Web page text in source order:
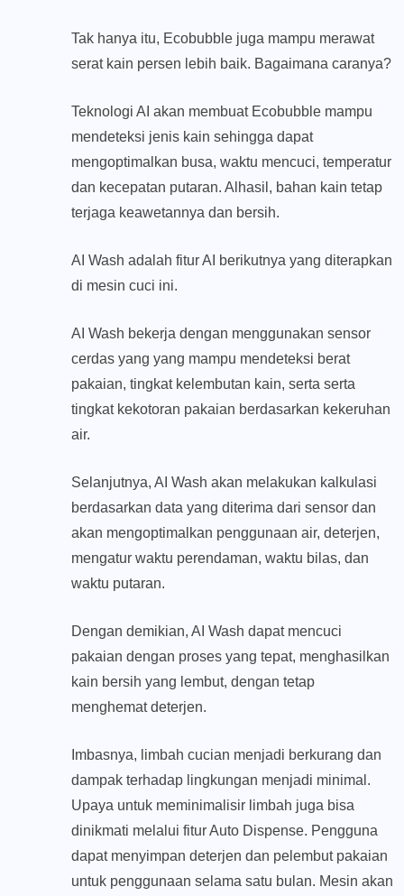
Tak hanya itu, Ecobubble juga mampu merawat
serat kain persen lebih baik. Bagaimana caranya?
Teknologi AI akan membuat Ecobubble mampu
mendeteksi jenis kain sehingga dapat
mengoptimalkan busa, waktu mencuci, temperatur
dan kecepatan putaran. Alhasil, bahan kain tetap
terjaga keawetannya dan bersih.
AI Wash adalah fitur AI berikutnya yang diterapkan
di mesin cuci ini.
AI Wash bekerja dengan menggunakan sensor
cerdas yang yang mampu mendeteksi berat
pakaian, tingkat kelembutan kain, serta serta
tingkat kekotoran pakaian berdasarkan kekeruhan
air.
Selanjutnya, AI Wash akan melakukan kalkulasi
berdasarkan data yang diterima dari sensor dan
akan mengoptimalkan penggunaan air, deterjen,
mengatur waktu perendaman, waktu bilas, dan
waktu putaran.
Dengan demikian, AI Wash dapat mencuci
pakaian dengan proses yang tepat, menghasilkan
kain bersih yang lembut, dengan tetap
menghemat deterjen.
Imbasnya, limbah cucian menjadi berkurang dan
dampak terhadap lingkungan menjadi minimal.
Upaya untuk meminimalisir limbah juga bisa
dinikmati melalui fitur Auto Dispense. Pengguna
dapat menyimpan deterjen dan pelembut pakaian
untuk penggunaan selama satu bulan. Mesin akan